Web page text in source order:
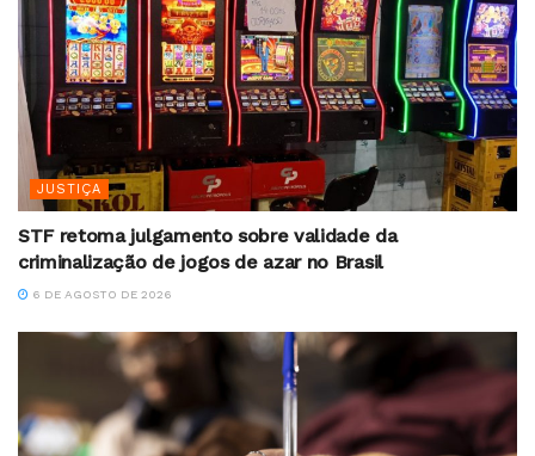
JUSTIÇA
STF retoma julgamento sobre validade da
criminalização de jogos de azar no Brasil
6 DE AGOSTO DE 2026